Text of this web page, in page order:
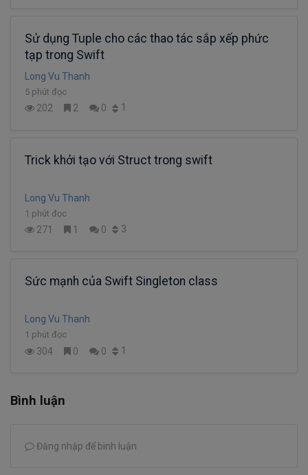
Sử dụng Tuple cho các thao tác sắp xếp phức
tạp trong Swift
Long Vu Thanh
5 phút đọc
202 2 0 1
Trick khởi tạo với Struct trong swift
Long Vu Thanh
1 phút đọc
271 1 0 3
Sức mạnh của Swift Singleton class
Long Vu Thanh
1 phút đọc
304 0 0 1
Bình luận
Đăng nhập để bình luận